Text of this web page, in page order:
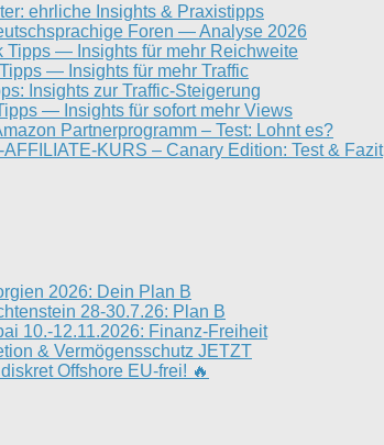
ehrliche Insights & Praxistipps
Foren — Analyse 2026
Tipps — Insights für mehr Reichweite
— Insights für mehr Traffic
Insights zur Traffic-Steigerung
— Insights für sofort mehr Views
Partnerprogramm – Test: Lohnt es?
KURS – Canary Edition: Test & Fazit
2026: Dein Plan B
28-30.7.26: Plan B
10.-12.11.2026: Finanz-Freiheit
& Vermögensschutz JETZT
Offshore EU-frei! 🔥